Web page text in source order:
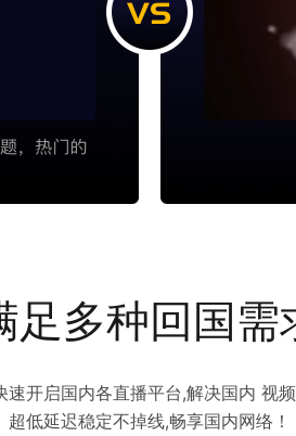
足多种回国需
开启国内各直播平台,解决国内 视
超低延迟稳定不掉线,畅享国内网络！